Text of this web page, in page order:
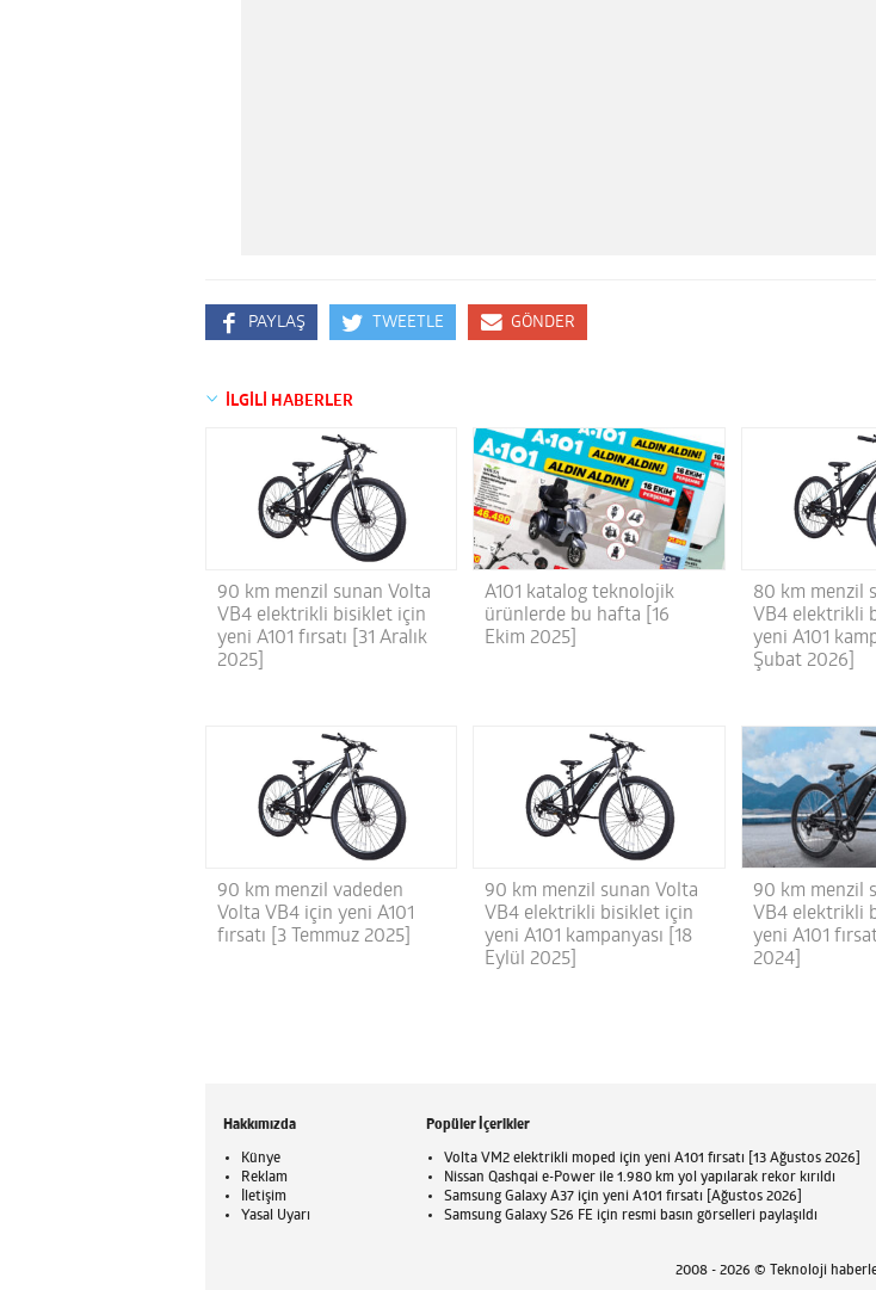
PAYLAŞ TWEETLE GÖNDER
İLGİLİ HABERLER
90 km menzil sunan Volta
VB4 elektrikli bisiklet için
yeni A101 fırsatı [31 Aralık
2025]
A101 katalog teknolojik
ürünlerde bu hafta [16
Ekim 2025]
80 km menzil
VB4 elektrikli
yeni A101
Şubat 2026]
90 km menzil vadeden
Volta VB4 için yeni A101
fırsatı [3 Temmuz 2025]
90 km menzil sunan Volta
VB4 elektrikli bisiklet için
yeni A101 kampanyası [18
Eylül 2025]
90 km menzil
VB4 elektrikli
yeni A101
2024]
Hakkımızda
Künye
Reklam
İletişim
Yasal Uyarı
Popüler İçerikler
Volta VM2 elektrikli moped için yeni A101 fırsatı [13 Ağustos 2026]
Nissan Qashqai e-Power ile 1.980 km yol yapılarak rekor kırıldı
Samsung Galaxy A37 için yeni A101 fırsatı [Ağustos 2026]
Samsung Galaxy S26 FE için resmi basın görselleri paylaşıldı
2008 - 2026 © Teknoloji